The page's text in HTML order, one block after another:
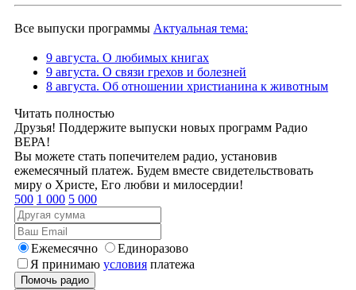
Все выпуски программы Актуальная тема:
9 августа. О любимых книгах
9 августа. О связи грехов и болезней
8 августа. Об отношении христианина к животным
Читать полностью
Друзья! Поддержите выпуски новых программ Радио
ВЕРА!
Вы можете стать попечителем радио, установив
ежемесячный платеж. Будем вместе свидетельствовать
миру о Христе, Его любви и милосердии!
500 1 000 5 000
Ежемесячно
Единоразово
Я принимаю условия платежа
Помочь радио